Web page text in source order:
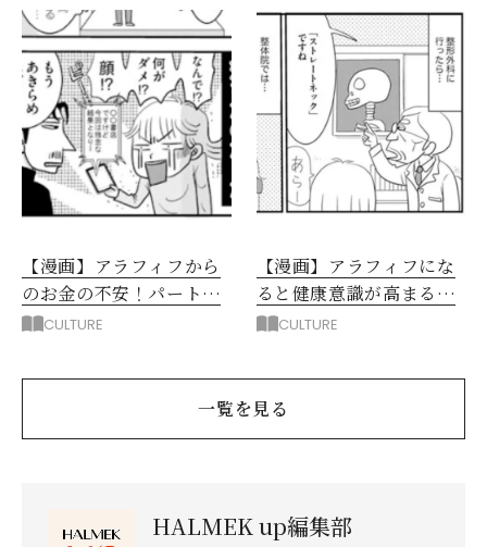
【漫画】アラフィフから
のお金の不安！パート面
接にトライ
CULTURE
【漫画】アラフィフにな
ると健康意識が高まる！
寝ても疲れも取れない
CULTURE
一覧を見る
HALMEK up編集部